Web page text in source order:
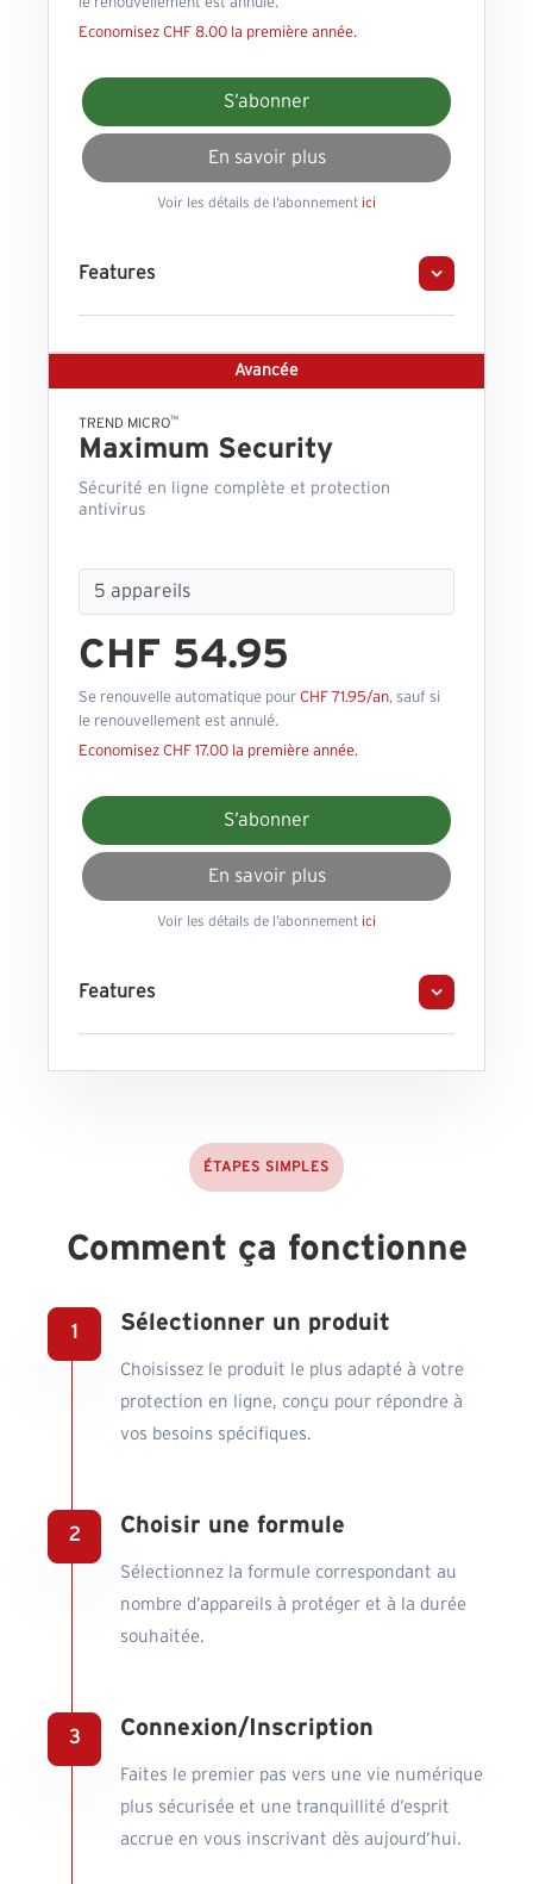
le renouvellement est annulé.
Economisez CHF 8.00 la première année.
S’abonner
En savoir plus
Voir les détails de l’abonnement ici
Features
Avancée
TREND MICRO™
Maximum Security
Sécurité en ligne complète et protection
antivirus
CHF 54.95
Se renouvelle automatique pour CHF 71.95/an, sauf si
le renouvellement est annulé.
Economisez CHF 17.00 la première année.
S’abonner
En savoir plus
Voir les détails de l’abonnement ici
Features
ÉTAPES SIMPLES
Comment ça fonctionne
Sélectionner un produit
Choisissez le produit le plus adapté à votre
protection en ligne, conçu pour répondre à
vos besoins spécifiques.
Choisir une formule
Sélectionnez la formule correspondant au
nombre d’appareils à protéger et à la durée
souhaitée.
Connexion/Inscription
Faites le premier pas vers une vie numérique
plus sécurisée et une tranquillité d’esprit
accrue en vous inscrivant dès aujourd’hui.